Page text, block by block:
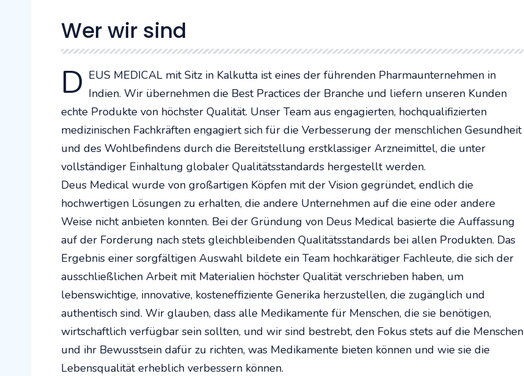
Wer wir sind
D EUS MEDICAL mit Sitz in Kalkutta ist eines der führenden Pharmaunternehmen in
Indien. Wir übernehmen die Best Practices der Branche und liefern unseren Kunden
echte Produkte von höchster Qualität. Unser Team aus engagierten, hochqualifizierten
medizinischen Fachkräften engagiert sich für die Verbesserung der menschlichen Gesundheit
und des Wohlbefindens durch die Bereitstellung erstklassiger Arzneimittel, die unter
vollständiger Einhaltung globaler Qualitätsstandards hergestellt werden.
Deus Medical wurde von großartigen Köpfen mit der Vision gegründet, endlich die
hochwertigen Lösungen zu erhalten, die andere Unternehmen auf die eine oder andere
Weise nicht anbieten konnten. Bei der Gründung von Deus Medical basierte die Auffassung
auf der Forderung nach stets gleichbleibenden Qualitätsstandards bei allen Produkten. Das
Ergebnis einer sorgfältigen Auswahl bildete ein Team hochkarätiger Fachleute, die sich der
ausschließlichen Arbeit mit Materialien höchster Qualität verschrieben haben, um
lebenswichtige, innovative, kosteneffiziente Generika herzustellen, die zugänglich und
authentisch sind. Wir glauben, dass alle Medikamente für Menschen, die sie benötigen,
wirtschaftlich verfügbar sein sollten, und wir sind bestrebt, den Fokus stets auf die Menschen
und ihr Bewusstsein dafür zu richten, was Medikamente bieten können und wie sie die
Lebensqualität erheblich verbessern können.